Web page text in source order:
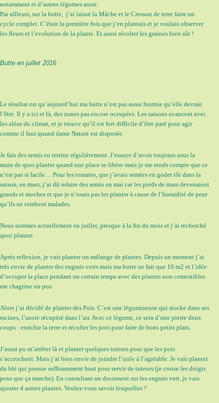
notamment et d’autres légumes aussi.
Par ailleurs, sur la butte, j’ai laissé la Mâche et le Cresson de terre faire un
cycle complet. C’était la première fois que j’en plantais et je voulais observer
les fleurs et l’evolution de la plante. Et aussi récolter les graines bien sûr !
Butte en juillet 2016
Le résultat est qu’aujourd’hui ma butte n’est pas aussi fournie qu’elle devrait
l’être. Il y a ici et là, des zones pas encore occupées. Les saisons avancent avec
les aléas du climat, et je trouve qu’il est fort difficile d’être paré pour agir
comme il faut quand dame Nature est disposée.
Je fais des semis en terrine régulièrement. J’essaye d’avoir toujours sous la
main de quoi planter quand une place se libère mais je me rends compte que ce
n’est pas si facile… Pour les tomates, que j’avais semées en godet tôt dans la
saison, en mars, j’ai dû refaire des semis en mai car les pieds de mars devenaient
grands et moches et que je n’osais pas les planter à cause de l’humidité de peur
qu’ils ne tombent malades.
Nous sommes actuellement en juillet, presque à la fin du mois et j’ai recherché
quoi planter.
Après reflexion, je vais planter un mélange de plantes. Depuis un moment j’ai
très envie de planter des engrais verts mais ma butte ne fait que 10 m2 et l’idée
d’occuper la place pendant un certain temps avec des plantes non comestibles
me chagrine un peu.
Alors j’ai décidé de planter des Pois. C’est une légumineuse qui stocke dans ses
racines, l’azote récupéré dans l’air. Avec ce légume, ce sera d’une pierre deux
coups : enrichir la terre et récolter les pois pour faire de bons petits plats.
J’aurai pu m’arrêter là et planter quelques tuteurs pour que les pois
s’accrochent. Mais j’ai bien envie de joindre l’utile à l’agréable. Je vais planter
du blé qui pousse suffisamment haut pour servir de tuteurs (je croise les doigts
pour que ça marche). En consultant un document sur les engrais vert, je vais
ajouter 4 autres plantes. Voulez-vous savoir lesquelles ?